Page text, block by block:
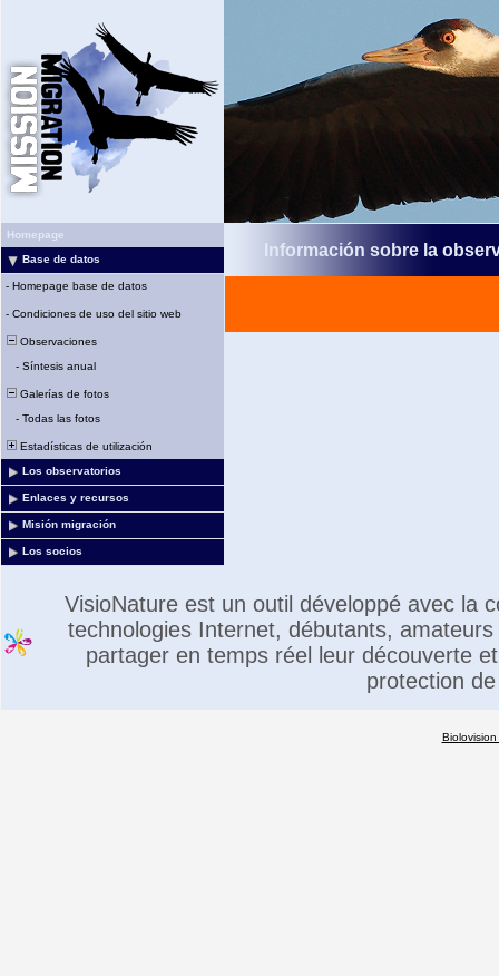
Homepage
Base de datos
- Homepage base de datos
- Condiciones de uso del sitio web
Observaciones
- Síntesis anual
Galerías de fotos
- Todas las fotos
Estadísticas de utilización
Los observatorios
Enlaces y recursos
Misión migración
Los socios
Información sobre la
VisioNature est un outil développé avec la
technologies Internet, débutants,
partager en temps réel leur découverte
protection
Biolovision